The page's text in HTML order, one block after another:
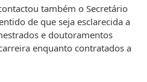
também o Secretário
de que seja esclarecida a
e doutoramentos
enquanto contratados a